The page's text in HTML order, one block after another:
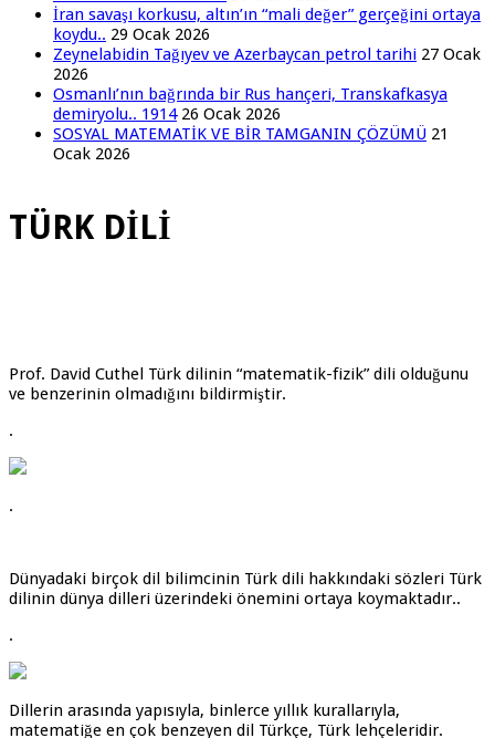
İran savaşı korkusu, altın’ın “mali değer” gerçeğini ortaya
koydu.. 29 Ocak 2026
Zeynelabidin Tağıyev ve Azerbaycan petrol tarihi 27 Ocak
2026
Osmanlı’nın bağrında bir Rus hançeri, Transkafkasya
demiryolu.. 1914 26 Ocak 2026
SOSYAL MATEMATİK VE BİR TAMGANIN ÇÖZÜMÜ 21
Ocak 2026
TÜRK DİLİ
Prof. David Cuthel Türk dilinin “matematik-fizik” dili olduğunu
ve benzerinin olmadığını bildirmiştir.
.
.
Dünyadaki birçok dil bilimcinin Türk dili hakkındaki sözleri Türk
dilinin dünya dilleri üzerindeki önemini ortaya koymaktadır..
.
Dillerin arasında yapısıyla, binlerce yıllık kurallarıyla,
matematiğe en çok benzeyen dil Türkçe, Türk lehçeleridir.